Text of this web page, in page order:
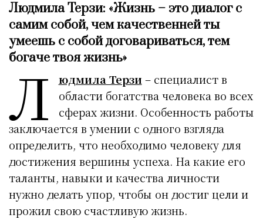
Людмила Терзи: «Жизнь – это диалог с
самим собой, чем качественней ты
умеешь с собой договариваться, тем
богаче твоя жизнь»
Л юдмила Терзи– специалист в
области богатства человека во всех
сферах жизни. Особенность работы
заключается в умении с одного взгляда
определить, что необходимо человеку для
достижения вершины успеха. На какие его
таланты, навыки и качества личности
нужно делать упор, чтобы он достиг цели и
прожил свою счастливую жизнь.